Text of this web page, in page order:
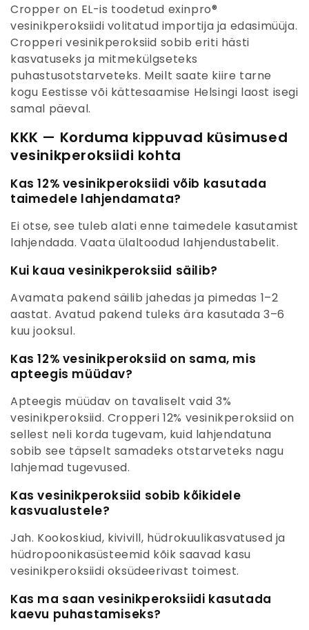
Cropper on EL-is toodetud exinpro®
vesinikperoksiidi volitatud importija ja edasimüüja.
Cropperi vesinikperoksiid sobib eriti hästi
kasvatuseks ja mitmekülgseteks
puhastusotstarveteks. Meilt saate kiire tarne
kogu Eestisse või kättesaamise Helsingi laost isegi
samal päeval.
KKK — Korduma kippuvad küsimused
vesinikperoksiidi kohta
Kas 12% vesinikperoksiidi võib kasutada
taimedele lahjendamata?
Ei otse, see tuleb alati enne taimedele kasutamist
lahjendada. Vaata ülaltoodud lahjendustabelit.
Kui kaua vesinikperoksiid säilib?
Avamata pakend säilib jahedas ja pimedas 1–2
aastat. Avatud pakend tuleks ära kasutada 3–6
kuu jooksul.
Kas 12% vesinikperoksiid on sama, mis
apteegis müüdav?
Apteegis müüdav on tavaliselt vaid 3%
vesinikperoksiid. Cropperi 12% vesinikperoksiid on
sellest neli korda tugevam, kuid lahjendatuna
sobib see täpselt samadeks otstarveteks nagu
lahjemad tugevused.
Kas vesinikperoksiid sobib kõikidele
kasvualustele?
Jah. Kookoskiud, kivivill, hüdrokuulikasvatused ja
hüdropoonikasüsteemid kõik saavad kasu
vesinikperoksiidi oksüdeerivast toimest.
Kas ma saan vesinikperoksiidi kasutada
kaevu puhastamiseks?